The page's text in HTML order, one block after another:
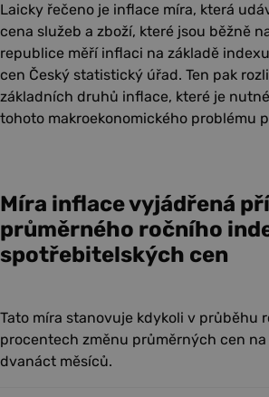
Laicky řečeno je inflace míra, která
cena služeb a zboží, které jsou běžně
republice měří inflaci na základě
cen Český statistický úřad. Ten pak
základních druhů inflace, které je
tohoto makroekonomického problému
Míra inflace vyjádřená
průměrného ročního
spotřebitelských cen
Tato míra stanovuje kdykoli v průběhu
procentech změnu průměrných cen
dvanáct měsíců.